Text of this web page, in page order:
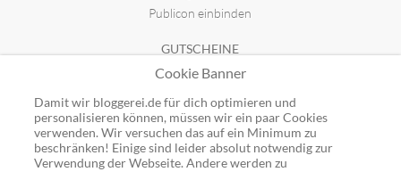
Publicon einbinden
GUTSCHEINE
Top-Gutscheine
Alle Shops
Cookie Banner
Damit wir bloggerei.de für dich optimieren und
personalisieren können, müssen wir ein paar Cookies
verwenden. Wir versuchen das auf ein Minimum zu
beschränken! Einige sind leider absolut notwendig zur
Verwendung der Webseite. Andere werden zu